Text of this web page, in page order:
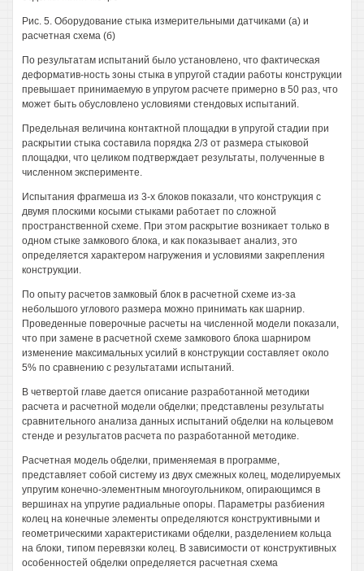
Рис. 5. Оборудование стыка измерительными датчиками (а) и
расчетная схема (б)
По результатам испытаний было установлено, что фактическая
деформатив-ность зоны стыка в упругой стадии работы конструкции
превышает принимаемую в упругом расчете примерно в 50 раз, что
может быть обусловлено условиями стендовых испытаний.
Предельная величина контактной площадки в упругой стадии при
раскрытии стыка составила порядка 2/3 от размера стыковой
площадки, что целиком подтверждает результаты, полученные в
численном эксперименте.
Испытания фрагмеша из 3-х блоков показали, что конструкция с
двумя плоскими косыми стыками работает по сложной
пространственной схеме. При этом раскрытие возникает только в
одном стыке замкового блока, и как показывает анализ, это
определяется характером нагружения и условиями закрепления
конструкции.
По опыту расчетов замковый блок в расчетной схеме из-за
небольшого углового размера можно принимать как шарнир.
Проведенные поверочные расчеты на численной модели показали,
что при замене в расчетной схеме замкового блока шарниром
изменение максимальных усилий в конструкции составляет около
5% по сравнению с результатами испытаний.
В четвертой главе дается описание разработанной методики
расчета и расчетной модели обделки; представлены результаты
сравнительного анализа данных испытаний обделки на кольцевом
стенде и результатов расчета по разработанной методике.
Расчетная модель обделки, применяемая в программе,
представляет собой систему из двух смежных колец, моделируемых
упругим конечно-элементным многоугольником, опирающимся в
вершинах на упругие радиальные опоры. Параметры разбиения
колец на конечные элементы определяются конструктивными и
геометрическими характеристиками обделки, разделением кольца
на блоки, типом перевязки колец. В зависимости от конструктивных
особенностей обделки определяется расчетная схема